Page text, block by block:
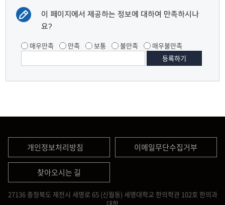
이 페이지에서 제공하는 정보에 대하여 만족하시나
요?
매우만족 만족 보통 불만족 매우불만족
개인정보처리방침 이메일무단수집거부
찾아오시는 길
27136 충청북도 제천시 세명로 65 (신월동) 세명대학교 한의학관 102호 한의과